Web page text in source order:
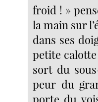
froid ! »
la main sur
dans ses
petite
sort du
peur du